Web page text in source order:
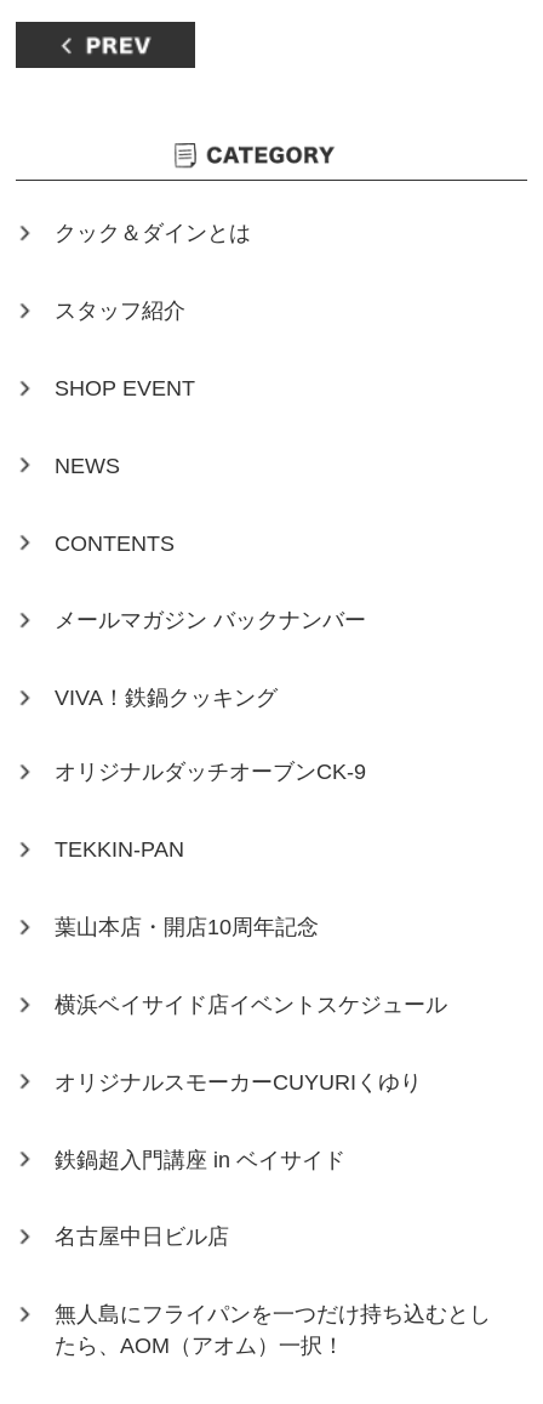
クック＆ダインとは
スタッフ紹介
SHOP EVENT
NEWS
CONTENTS
メールマガジン バックナンバー
VIVA！鉄鍋クッキング
オリジナルダッチオーブンCK-9
TEKKIN-PAN
葉山本店・開店10周年記念
横浜ベイサイド店イベントスケジュール
オリジナルスモーカーCUYURIくゆり
鉄鍋超入門講座 in ベイサイド
名古屋中日ビル店
無人島にフライパンを一つだけ持ち込むとし
たら、AOM（アオム）一択！